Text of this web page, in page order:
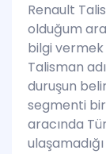
Renault
olduğum
bilgi vermek
Talisman
duruşun
segmenti
aracında